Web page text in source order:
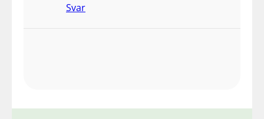
Svar